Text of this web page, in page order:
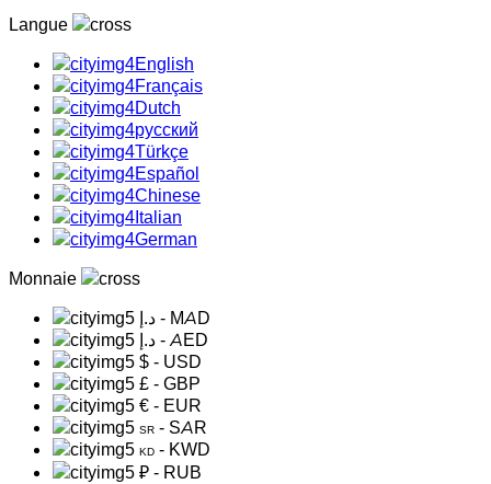
Langue
English
Français
Dutch
русский
Türkçe
Español
Chinese
Italian
German
Monnaie
د.إ - MAD
د.إ - AED
$ - USD
£ - GBP
€ - EUR
SR - SAR
KD - KWD
₽ - RUB